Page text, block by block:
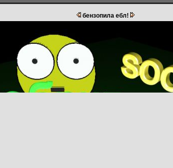
бензопила ебл!